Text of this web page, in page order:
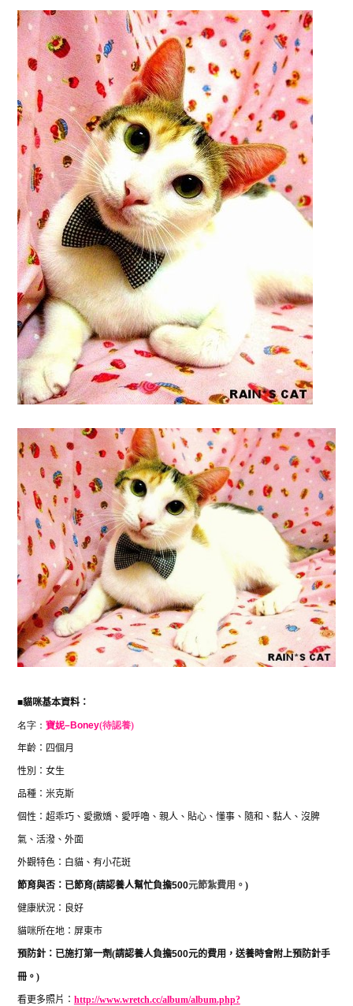
■貓咪基本資料：
名字： 寶妮–Boney(待認養)
年齡：四個月
性別：女生
品種：米克斯
個性：超乖巧、愛撒嬌、愛呼嚕、親人、貼心、懂事、隨和、黏人、沒脾
氣、活潑、外面
外觀特色：白貓、有小花斑
節育與否：已節育(請認養人幫忙負擔500元節紮費用。 )
健康狀況：良好
貓咪所在地：屏東市
預防針：已施打第一劑(請認養人負擔500元的費用，送養時會附上預防針手
冊。 )
看更多照片： http://www.wretch.cc/album/album.php?